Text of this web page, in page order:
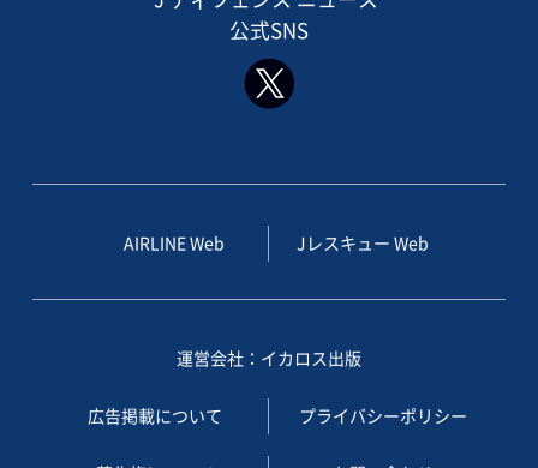
公式SNS
AIRLINE Web Jレスキュー Web
運営会社：イカロス出版
広告掲載について プライバシーポリシー